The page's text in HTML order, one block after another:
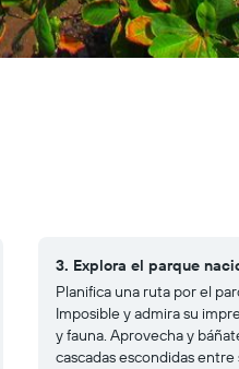
3. Explora el parque
Planifica una ruta por el
Imposible y admira su
y fauna. Aprovecha y
cascadas escondidas entre